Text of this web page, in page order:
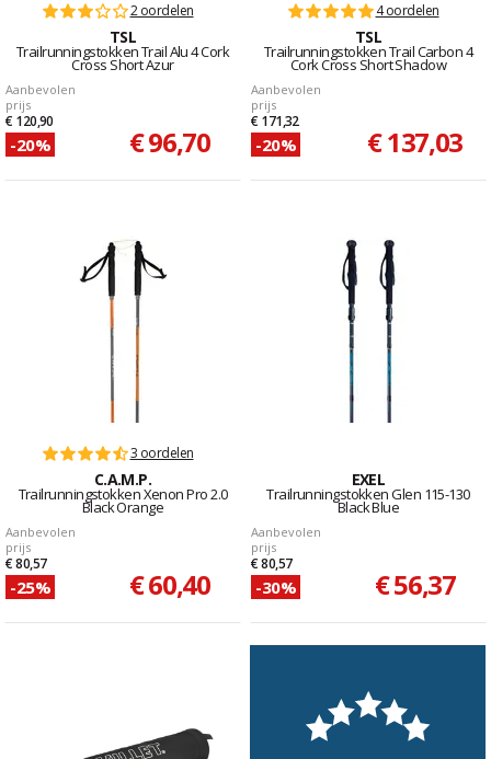
2 oordelen
TSL
Trailrunningstokken Trail Alu 4 Cork
Cross Short Azur
Aanbevolen
prijs
€ 120,90
-20% € 96,70
4 oordelen
TSL
Trailrunningstokken Trail Carbon 4
Cork Cross Short Shadow
Aanbevolen
prijs
€ 171,32
-20% € 137,03
3 oordelen
C.A.M.P.
Trailrunningstokken Xenon Pro 2.0
Black Orange
Aanbevolen
prijs
€ 80,57
-25% € 60,40
EXEL
Trailrunningstokken Glen 115-130
Black Blue
Aanbevolen
prijs
€ 80,57
-30% € 56,37